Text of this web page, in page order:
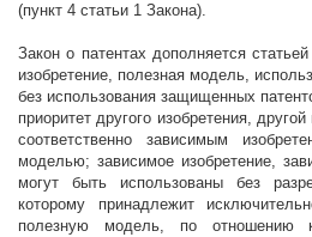
(пункт 4 статьи 1 Закона).
Закон о патентах дополняется
изобретение, полезная модель,
без использования защищенных
приоритет другого изобретения,
соответственно зависимым
моделью; зависимое изобретение,
могут быть использованы без
которому принадлежит
полезную модель, по отношению